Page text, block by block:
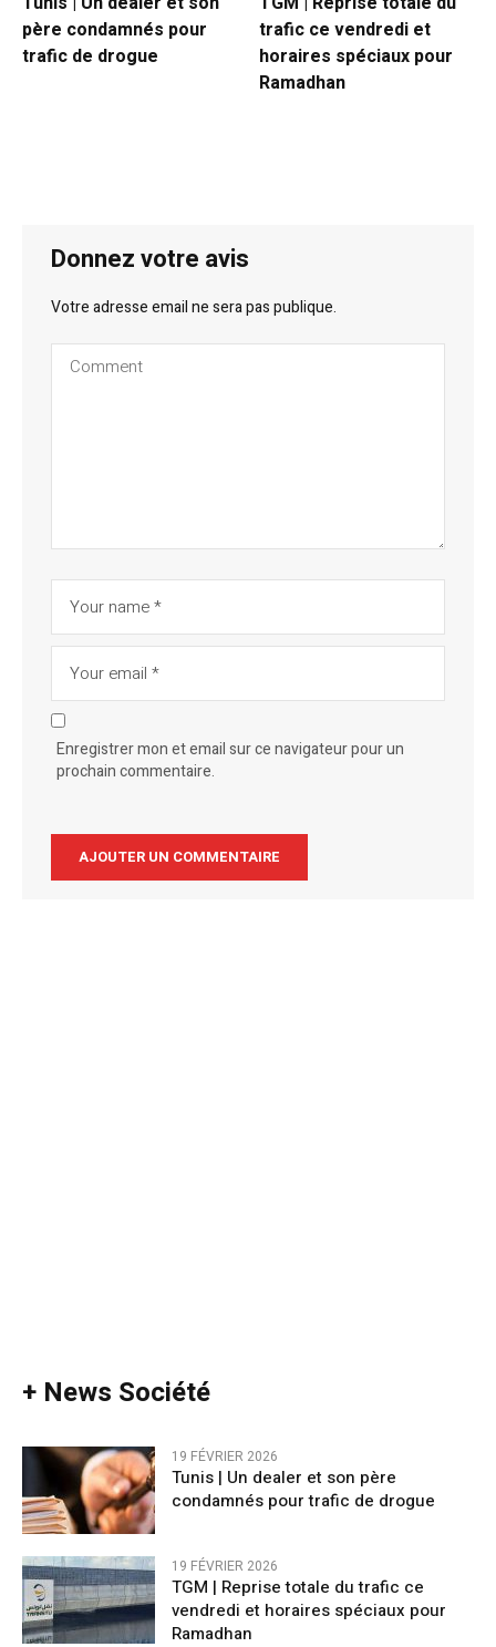
père condamnés pour
trafic de drogue
trafic ce vendredi et
horaires spéciaux pour
Ramadhan
Donnez votre avis
Votre adresse email ne sera pas publique.
Enregistrer mon et email sur ce navigateur pour un
prochain commentaire.
+ News Société
19 FÉVRIER 2026
Tunis | Un dealer et son père
condamnés pour trafic de drogue
19 FÉVRIER 2026
TGM | Reprise totale du trafic ce
vendredi et horaires spéciaux pour
Ramadhan